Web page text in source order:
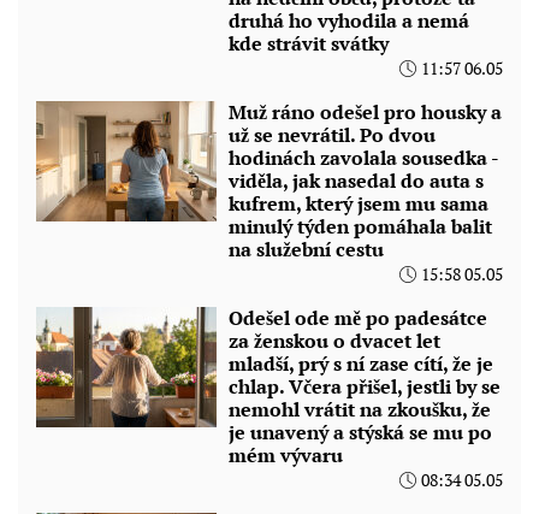
druhá ho vyhodila a nemá
kde strávit svátky
11:57 06.05
Muž ráno odešel pro housky a
už se nevrátil. Po dvou
hodinách zavolala sousedka -
viděla, jak nasedal do auta s
kufrem, který jsem mu sama
minulý týden pomáhala balit
na služební cestu
15:58 05.05
Odešel ode mě po padesátce
za ženskou o dvacet let
mladší, prý s ní zase cítí, že je
chlap. Včera přišel, jestli by se
nemohl vrátit na zkoušku, že
je unavený a stýská se mu po
mém vývaru
08:34 05.05